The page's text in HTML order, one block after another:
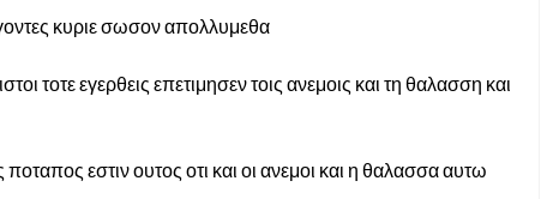
κυριε σωσον απολλυμεθα
τοτε εγερθεις επετιμησεν τοις ανεμοις και τη θαλασση και
εστιν ουτος οτι και οι ανεμοι και η θαλασσα αυτω